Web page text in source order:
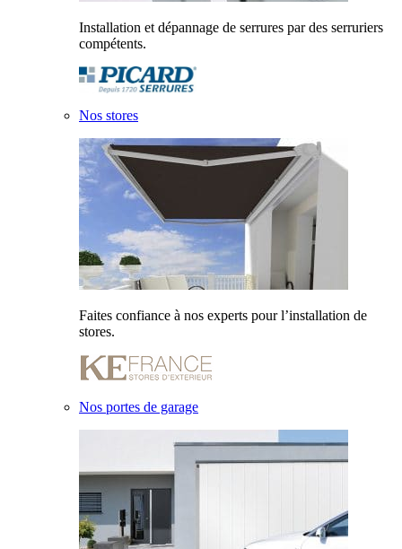
Installation et dépannage de serrures par des serruriers
compétents.
Nos stores
Faites confiance à nos experts pour l’installation de
stores.
Nos portes de garage